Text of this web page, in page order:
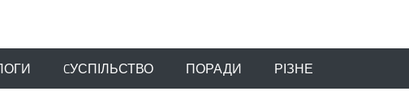
CУСПІЛЬСТВО ПОРАДИ РІЗНЕ